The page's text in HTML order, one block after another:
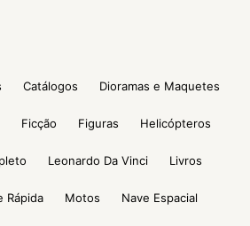
Catálogos Dioramas e Maquetes
Ficção Figuras Helicópteros
Leonardo Da Vinci Livros
Rápida Motos Nave Espacial